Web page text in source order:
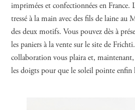
imprimées et confectionnées en France.
tressé à la main avec des fils de laine au
des deux motifs. Vous pouvez dès à
les paniers à la vente sur le site de
collaboration vous plaira et,
les doigts pour que le soleil pointe enfin